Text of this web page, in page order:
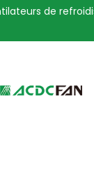
detected you
Do you
de